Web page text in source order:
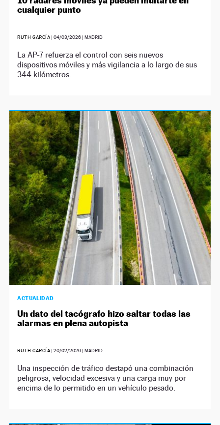
cualquier punto
RUTH GARCÍA |04/03/2026 | MADRID
La AP-7 refuerza el control con seis nuevos
dispositivos móviles y más vigilancia a lo largo de sus
344 kilómetros.
ACTUALIDAD
Un dato del tacógrafo hizo saltar todas las
alarmas en plena autopista
RUTH GARCÍA |20/02/2026 | MADRID
Una inspección de tráfico destapó una combinación
peligrosa, velocidad excesiva y una carga muy por
encima de lo permitido en un vehículo pesado.